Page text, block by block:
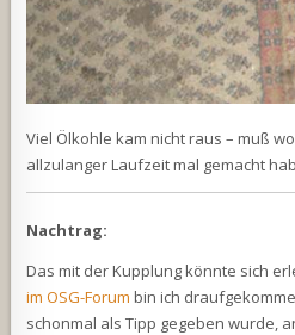
Viel Ölkohle kam nicht raus – muß
allzulanger Laufzeit mal gemacht
Nachtrag:
Das mit der Kupplung könnte sich
im OSG-Forum bin ich
schonmal als Tipp gegeben wurde,